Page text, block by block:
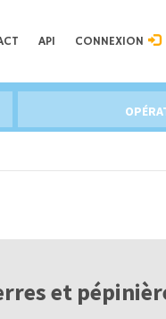
API CONNEXION
et